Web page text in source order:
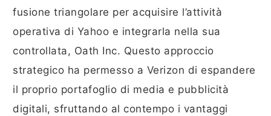
fusione triangolare per acquisire l’attività
operativa di Yahoo e integrarla nella sua
controllata, Oath Inc. Questo approccio
strategico ha permesso a Verizon di espandere
il proprio portafoglio di media e pubblicità
digitali, sfruttando al contempo i vantaggi